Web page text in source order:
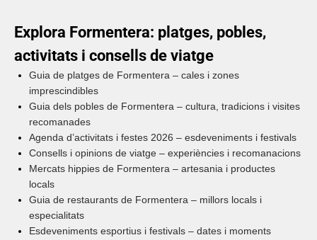
Explora Formentera: platges, pobles,
activitats i consells de viatge
Guia de platges de Formentera – cales i zones
imprescindibles
Guia dels pobles de Formentera – cultura, tradicions i visites
recomanades
Agenda d’activitats i festes 2026 – esdeveniments i festivals
Consells i opinions de viatge – experiències i recomanacions
Mercats hippies de Formentera – artesania i productes
locals
Guia de restaurants de Formentera – millors locals i
especialitats
Esdeveniments esportius i festivals – dates i moments